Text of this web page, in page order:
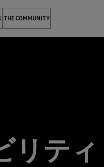
THE COMMUNITY
リティ